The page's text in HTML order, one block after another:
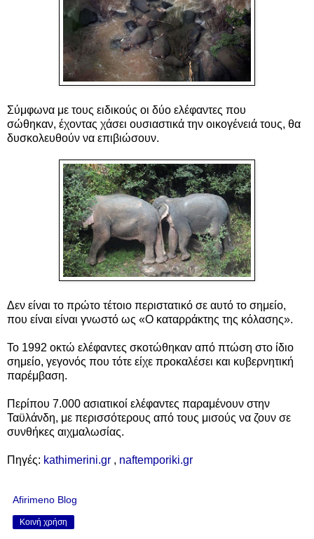
Σύμφωνα με τους ειδικούς οι δύο ελέφαντες που
σώθηκαν, έχοντας χάσει ουσιαστικά την οικογένειά τους, θα
δυσκολευθούν να επιβιώσουν.
Δεν είναι το πρώτο τέτοιο περιστατικό σε αυτό το σημείο,
που είναι είναι γνωστό ως «Ο καταρράκτης της κόλασης».
Το 1992 οκτώ ελέφαντες σκοτώθηκαν από πτώση στο ίδιο
σημείο, γεγονός που τότε είχε προκαλέσει και κυβερνητική
παρέμβαση.
Περίπου 7.000 ασιατικοί ελέφαντες παραμένουν στην
Ταϋλάνδη, με περισσότερους από τους μισούς να ζουν σε
συνθήκες αιχμαλωσίας.
Πηγές: kathimerini.gr , naftemporiki.gr
Afirimeno Blog
Κοινή χρήση